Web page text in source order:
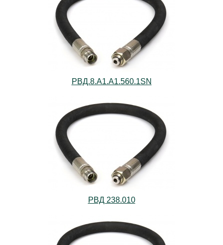
РВД.8.А1.А1.560.1SN
РВД 238.010